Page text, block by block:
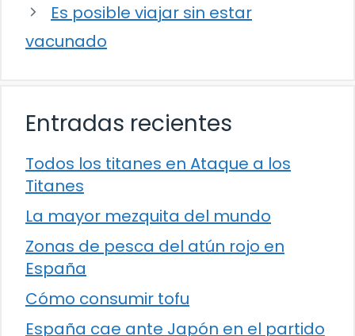
Es posible viajar sin estar
vacunado
Entradas recientes
Todos los titanes en Ataque a los
Titanes
La mayor mezquita del mundo
Zonas de pesca del atún rojo en
España
Cómo consumir tofu
España cae ante Japón en el partido